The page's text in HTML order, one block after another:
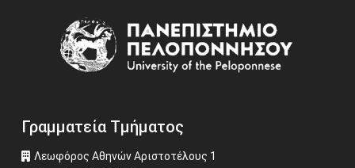
Γραμματεία Τμήματος
Λεωφόρος Αθηνών Αριστοτέλους 1